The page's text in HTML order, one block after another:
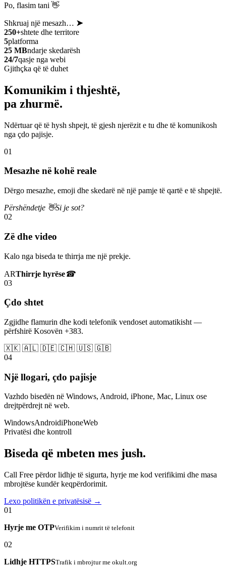
Po, flasim tani 👋
Shkruaj një mesazh… ➤
250+shtete dhe territore
5platforma
25 MBndarje skedarësh
24/7qasje nga webi
Gjithçka që të duhet
Komunikim i thjeshtë,
pa zhurmë.
Ndërtuar që të hysh shpejt, të gjesh njerëzit e tu dhe të komunikosh
nga çdo pajisje.
01
Mesazhe në kohë reale
Dërgo mesazhe, emoji dhe skedarë në një pamje të qartë e të shpejtë.
Përshëndetje 👋Si je sot?
02
Zë dhe video
Kalo nga biseda te thirrja me një prekje.
ARThirrje hyrëse☎
03
Çdo shtet
Zgjidhe flamurin dhe kodi telefonik vendoset automatikisht —
përfshirë Kosovën +383.
🇽🇰 🇦🇱 🇩🇪 🇨🇭 🇺🇸 🇬🇧
04
Një llogari, çdo pajisje
Vazhdo bisedën në Windows, Android, iPhone, Mac, Linux ose
drejtpërdrejt në web.
WindowsAndroidiPhoneWeb
Privatësi dhe kontroll
Biseda që mbeten mes jush.
Call Free përdor lidhje të sigurta, hyrje me kod verifikimi dhe masa
mbrojtëse kundër keqpërdorimit.
Lexo politikën e privatësisë →
01
Hyrje me OTPVerifikim i numrit të telefonit
02
Lidhje HTTPSTrafik i mbrojtur me okult.org